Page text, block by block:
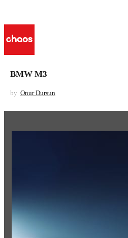
BMW M3
by Onur Dursun